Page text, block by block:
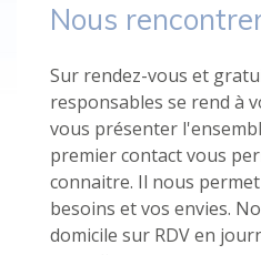
Nous
Sur rendez-vous et
responsables se rend à
vous présenter
premier contact vous
connaitre. Il nous
besoins et vos envies.
domicile sur RDV en